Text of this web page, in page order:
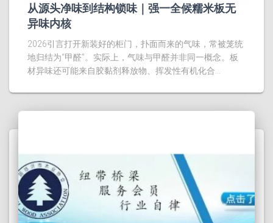
从源头净味到结构锁味｜强一全候糯米板无
异味内核
2026引言打开新装好的柜门，扑面而来的气味，常被笼统
地归结为“甲醛”。实际上，气味与甲醛并非同一概念。板
材异味还可能来自胶黏剂释放物、挥发性有机化合…